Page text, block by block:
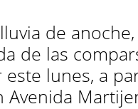
de
de las
lunes, a
Avenida